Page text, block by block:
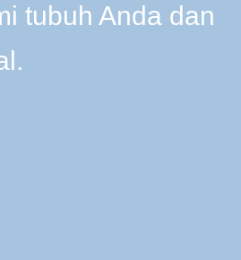
tubuh Anda dan